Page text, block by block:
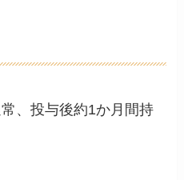
、投与後約1か月間持